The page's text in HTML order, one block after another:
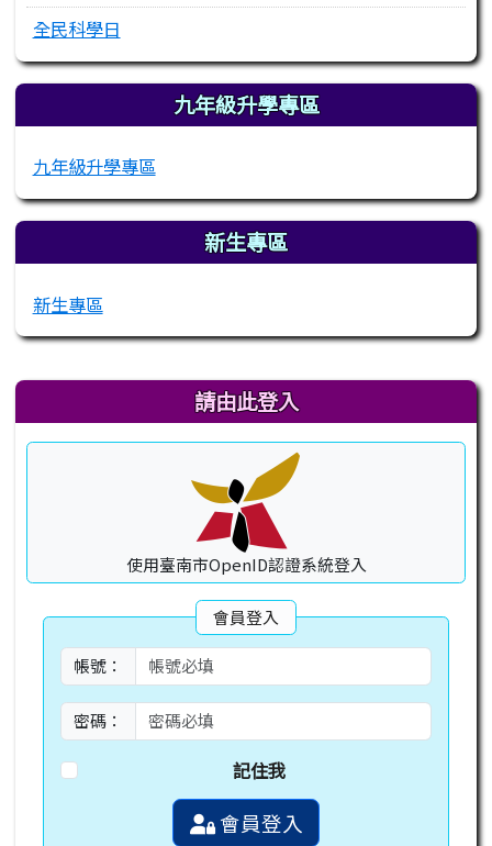
全民科學日
九年級升學專區
九年級升學專區
新生專區
新生專區
右邊區域內容 請由此登入
使用臺南市OpenID認證系統登入
會員登入
帳號：
密碼：
記住我
會員登入